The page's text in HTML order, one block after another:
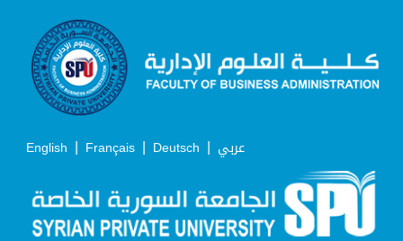
English | Français | Deutsch | عربي